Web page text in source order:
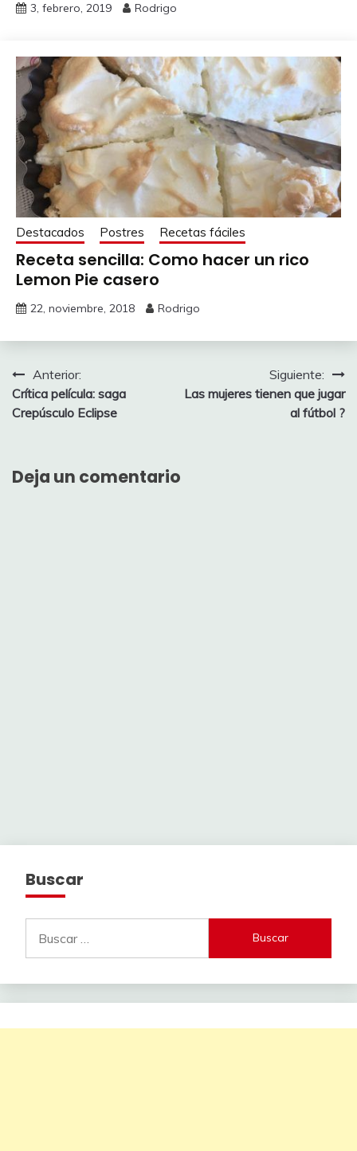
3, febrero, 2019 Rodrigo
Destacados Postres Recetas fáciles
Receta sencilla: Como hacer un rico
Lemon Pie casero
22, noviembre, 2018 Rodrigo
Navegación
de
Anterior:
Crítica película: saga
Crepúsculo Eclipse
Siguiente:
Las mujeres tienen que jugar
al fútbol ?
Deja un comentario
Buscar